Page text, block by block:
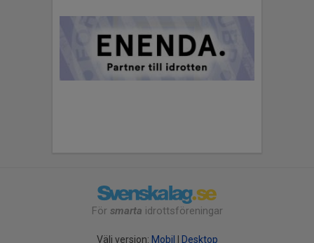
För smarta idrottsföreningar
Välj version: Mobil Desktop